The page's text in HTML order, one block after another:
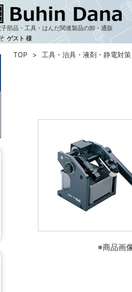
部品・工具・はんだ関連製品の卸・通販
ゲスト 様
TOP 工具・治具・液剤・静電対策
※商品画